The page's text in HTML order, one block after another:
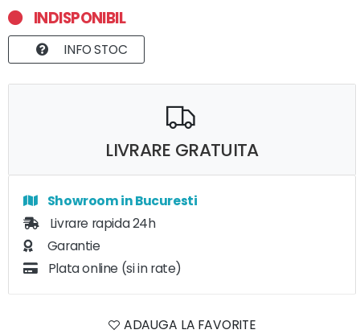
INDISPONIBIL
INFO STOC
LIVRARE GRATUITA
Showroom in Bucuresti
Livrare rapida 24h
Garantie
Plata online (si in rate)
ADAUGA LA FAVORITE